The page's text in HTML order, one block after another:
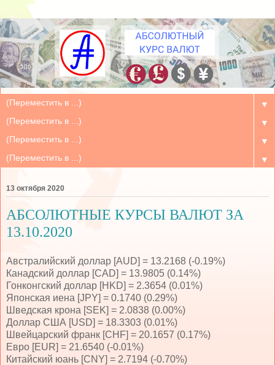
▼
▼
▼
▼
13 октября 2020
АБСОЛЮТНЫЕ КУРСЫ ВАЛЮТ ЗА
13.10.2020
Австралийский доллар [AUD] = 13.2168 (-0.19%)
Канадский доллар [CAD] = 13.9805 (0.14%)
Гонконгский доллар [HKD] = 2.3654 (0.01%)
Японская иена [JPY] = 0.1740 (0.29%)
Шведская крона [SEK] = 2.0838 (0.00%)
Доллар США [USD] = 18.3303 (0.01%)
Швейцарский франк [CHF] = 20.1657 (0.17%)
Евро [EUR] = 21.6540 (-0.01%)
Китайский юань [CNY] = 2.7194 (-0.70%)